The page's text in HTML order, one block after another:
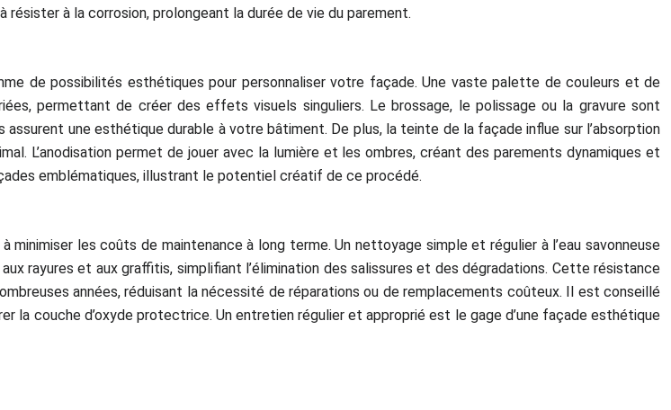
à la corrosion, prolongeant la durée de vie du parement.
de possibilités esthétiques pour personnaliser votre façade. Une vaste palette de couleurs et de
permettant de créer des effets visuels singuliers. Le brossage, le polissage ou la gravure sont
une esthétique durable à votre bâtiment. De plus, la teinte de la façade influe sur l’absorption
L’anodisation permet de jouer avec la lumière et les ombres, créant des parements dynamiques et
emblématiques, illustrant le potentiel créatif de ce procédé.
minimiser les coûts de maintenance à long terme. Un nettoyage simple et régulier à l’eau savonneuse
rayures et aux graffitis, simplifiant l’élimination des salissures et des dégradations. Cette résistance
années, réduisant la nécessité de réparations ou de remplacements coûteux. Il est conseillé
la couche d’oxyde protectrice. Un entretien régulier et approprié est le gage d’une façade esthétique